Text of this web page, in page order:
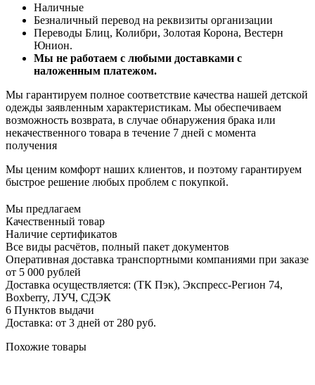
Наличные
Безналичный перевод на реквизиты организации
Переводы Блиц, Колибри, Золотая Корона, Вестерн
Юнион.
Мы не работаем с любыми доставками с
наложенным платежом.
Мы гарантируем полное соответствие качества нашей детской
одежды заявленным характеристикам. Мы обеспечиваем
возможность возврата, в случае обнаружения брака или
некачественного товара в течение 7 дней с момента
получения
Мы ценим комфорт наших клиентов, и поэтому гарантируем
быстрое решение любых проблем с покупкой.
Мы предлагаем
Качественный товар
Наличие сертификатов
Все виды расчётов, полный пакет документов
Оперативная доставка транспортными компаниями при заказе
от 5 000 рублей
Доставка осуществляется: (ТК Пэк), Экспресс-Регион 74,
Boxberry, ЛУЧ, СДЭК
6 Пунктов выдачи
Доставка: от 3 дней от 280 руб.
Похожие товары